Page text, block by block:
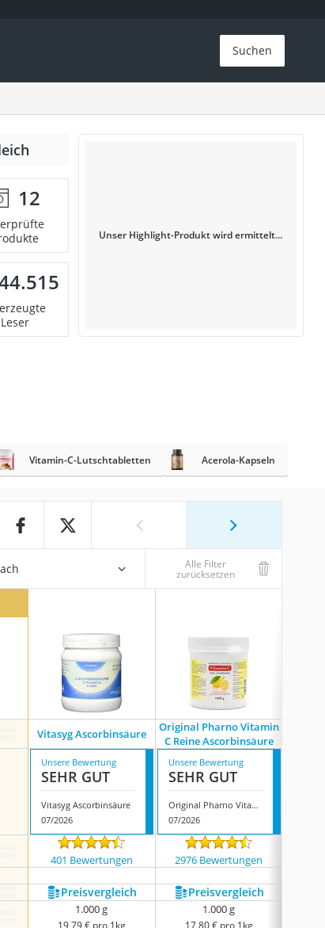
Suchen
12
Leser
Unser Highlight-Produkt wird ermittelt...
Vitamin-C-Lutschtabletten Acerola-Kapseln
Alle Filter
zurücksetzen
Vitasyg Ascorbinsäure
Original Pharno Vitamin
C Reine Ascorbinsäure
Unsere Bewertung
SEHR GUT
Vitasyg Ascorbinsäure
07/2026
Unsere Bewertung
SEHR GUT
Original Pharno Vitamin C Reine Ascorbinsäure
07/2026
401 Bewertungen 2976 Bewertungen
Preis­vergleich Preis­vergleich
1.000 g
19,79 € pro 1kg
1.000 g
17,80 € pro 1kg